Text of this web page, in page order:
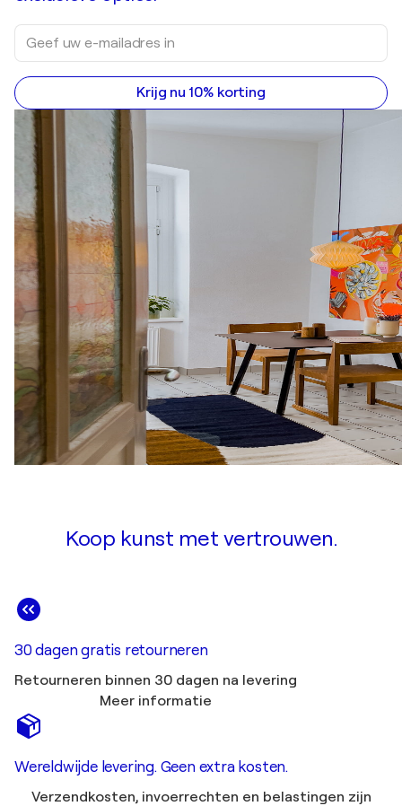
Krijg nu 10% korting
Koop kunst met vertrouwen.
30 dagen gratis retourneren
Retourneren binnen 30 dagen na levering
Meer informatie
Wereldwijde levering. Geen extra kosten.
Verzendkosten, invoerrechten en belastingen zijn